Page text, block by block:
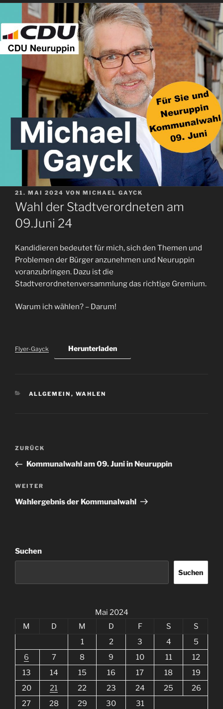
VERÖFFENTLICHT
AM
21. MAI 2024 VON MICHAEL GAYCK
Wahl der Stadtverordneten am
09.Juni 24
Kandidieren bedeutet für mich, sich den Themen und
Problemen der Bürger anzunehmen und Neuruppin
voranzubringen. Dazu ist die
Stadtverordnetenversammlung das richtige Gremium.
Warum ich wählen? – Darum!
Flyer-Gayck Herunterladen
KATEGORIEN
ALLGEMEIN , WAHLEN
Beitragsnavigation
Vorheriger
Beitrag
ZURÜCK
Kommunalwahl am 09. Juni in Neuruppin
Nächster
Beitrag
WEITER
Wahlergebnis der Kommunalwahl
Suchen
Suchen
Mai 2024
M
D M D F S
S
1
2 3 4
5
6
7 8 9 10 11
12
13
14 15 16 17 18
19
20
21 22 23 24 25
26
27
28 29 30
31